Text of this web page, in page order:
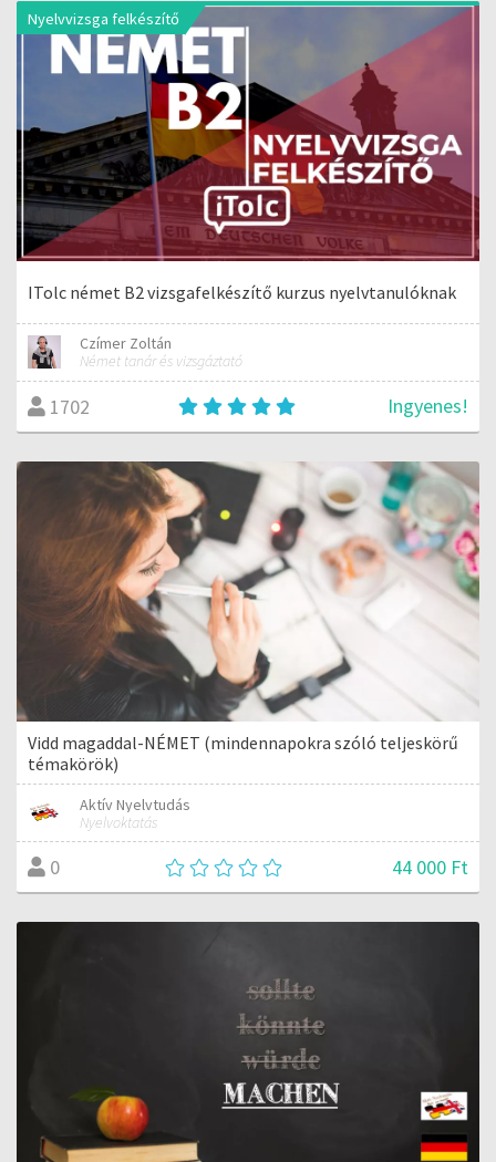
Nyelvvizsga felkészítő
ITolc német B2 vizsgafelkészítő kurzus nyelvtanulóknak
Czímer Zoltán
Német tanár és vizsgáztató
1702 Ingyenes!
Vidd magaddal-NÉMET (mindennapokra szóló teljeskörű
témakörök)
Aktív Nyelvtudás
Nyelvoktatás
0 44 000 Ft